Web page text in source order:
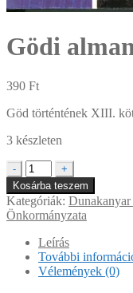
Gödi
390 Ft
Göd történtének XIII.
3 készleten
-
Gödi
almanach
2008
mennyiség
+
Kosárba teszem
Kategóriák:
Önkormányzata
Leírás
További
Vélemények (0)